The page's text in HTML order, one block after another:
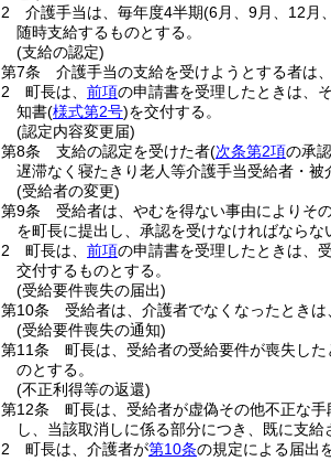
2
介護手当は、毎年度4半期(6月、9月、12月
随時支給するものとする。
(支給の認定)
第7条
介護手当の支給を受けようとする者は
2
町長は、 前項の申請書を受理したときは、
知書(様式第2号)を交付する。
(認定内容変更届)
第8条
支給の認定を受けた者(次条第2項の承
遅滞なく寝たきり老人等介護手当受給者・被
(受給者の変更)
第9条
受給者は、やむを得ない事由によりそ
を町長に提出し、承認を受けなければならな
2
町長は、 前項の申請書を受理したときは、
交付するものとする。
(受給要件喪失の届出)
第10条
受給者は、介護者でなくなったとき
(受給要件喪失の通知)
第11条
町長は、受給者の受給要件が喪失し
のとする。
(不正利得等の返還)
第12条
町長は、受給者が虚偽その他不正な
し、当該取消しに係る部分につき、既に支
2
町長は、介護者が第10条の規定による届出